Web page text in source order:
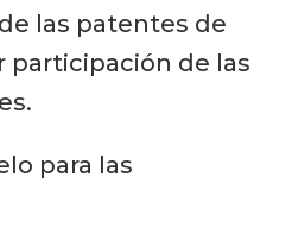
las patentes de
participación de las
para las